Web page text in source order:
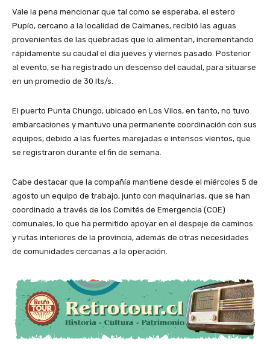
Vale la pena mencionar que tal como se esperaba, el estero
Pupío, cercano a la localidad de Caimanes, recibió las aguas
provenientes de las quebradas que lo alimentan, incrementando
rápidamente su caudal el día jueves y viernes pasado. Posterior
al evento, se ha registrado un descenso del caudal, para situarse
en un promedio de 30 lts/s.
El puerto Punta Chungo, ubicado en Los Vilos, en tanto, no tuvo
embarcaciones y mantuvo una permanente coordinación con sus
equipos, debido a las fuertes marejadas e intensos vientos, que
se registraron durante el fin de semana.
Cabe destacar que la compañía mantiene desde el miércoles 5 de
agosto un equipo de trabajo, junto con maquinarias, que se han
coordinado a través de los Comités de Emergencia (COE)
comunales, lo que ha permitido apoyar en el despeje de caminos
y rutas interiores de la provincia, además de otras necesidades
de comunidades cercanas a la operación.